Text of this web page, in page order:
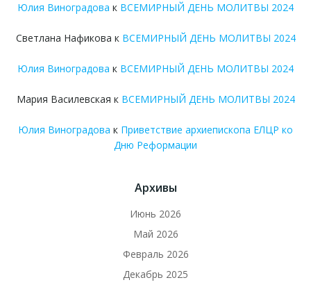
Юлия Виноградова к ВСЕМИРНЫЙ ДЕНЬ МОЛИТВЫ 2024
Светлана Нафикова к ВСЕМИРНЫЙ ДЕНЬ МОЛИТВЫ 2024
Юлия Виноградова к ВСЕМИРНЫЙ ДЕНЬ МОЛИТВЫ 2024
Мария Василевская к ВСЕМИРНЫЙ ДЕНЬ МОЛИТВЫ 2024
Юлия Виноградова к Приветствие архиепископа ЕЛЦР ко
Дню Реформации
Архивы
Июнь 2026
Май 2026
Февраль 2026
Декабрь 2025